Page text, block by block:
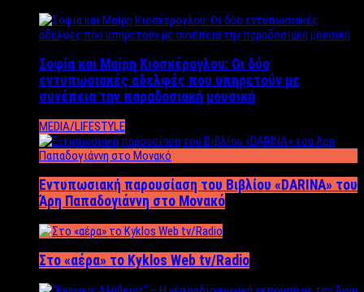
Σοφία και Μαίρη Κιοσκέρογλου: Οι δύο
εντυπωσιακές αδελφές που υπηρετούν με
συνέπεια την παραδοσιακή μουσική
MEDIA/LIFESTYLE
Εντυπωσιακή παρουσίαση του Βιβλίου «DARINA» του
Άρη Παπαδογιάννη στο Μονακό
Στο «αέρα» το Kyklos Web tv/Radio